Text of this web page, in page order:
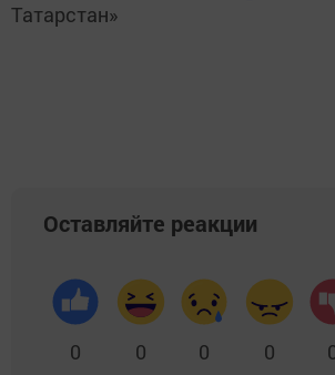
Татарстан»
Оставляйте реакции
0 0 0 0